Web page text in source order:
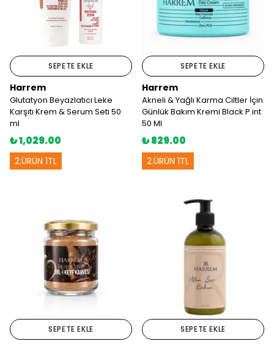
SEPETE EKLE
Harrem
Glutatyon Beyazlatıcı Leke
Karşıtı Krem & Serum Seti 50
ml
₺ 1,029.00
2.ÜRÜN 1TL
SEPETE EKLE
Harrem
Akneli & Yağlı Karma Ciltler İçin
Günlük Bakım Kremi Black P.int
50 Ml
₺ 829.00
2.ÜRÜN 1TL
SEPETE EKLE SEPETE EKLE